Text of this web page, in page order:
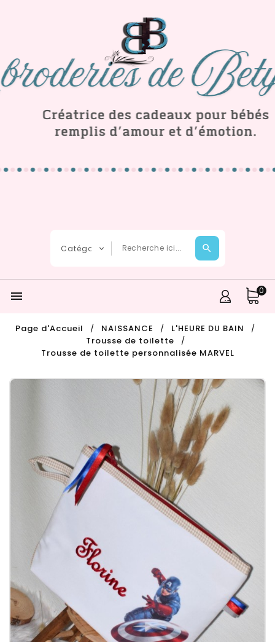
 0
Page d'Accueil NAISSANCE
L'HEURE DU BAIN
Trousse de toilette
Trousse de toilette personnalisée MARVEL